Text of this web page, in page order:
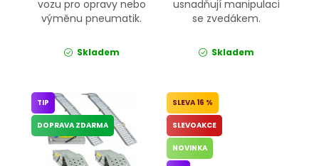
vozu pro opravy nebo
výměnu pneumatik.
Skladem
usnadňují manipulaci
se zvedákem.
Skladem
TIP
DOPRAVA ZDARMA
16 %
SLEVOAKCE
NOVINKA